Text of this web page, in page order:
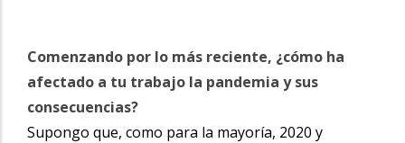
Comenzando por lo más reciente, ¿cómo ha
afectado a tu trabajo la pandemia y sus
consecuencias?
Supongo que, como para la mayoría, 2020 y